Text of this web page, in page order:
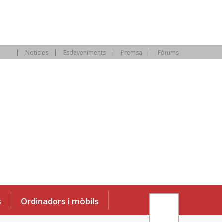
Notícies Esdeveniments Premsa Fòrums
Ordinadors i mòbils